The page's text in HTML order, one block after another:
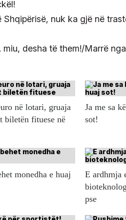
nuk ka gjë në
desha të them!/Marrë
në lotari, gruaja
biletën fituese në
Ja me sa
sot!
monedha e huaj
E ardhmja
pse